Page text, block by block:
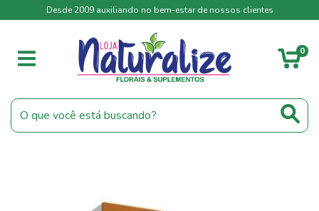
Desde 2009 auxiliando no bem-estar de nossos clientes
0